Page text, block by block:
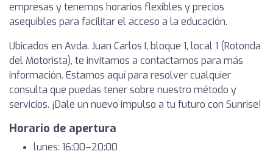
empresas y tenemos horarios flexibles y precios
asequibles para facilitar el acceso a la educación.
Ubicados en Avda. Juan Carlos I, bloque 1, local 1 (Rotonda
del Motorista), te invitamos a contactarnos para más
información. Estamos aquí para resolver cualquier
consulta que puedas tener sobre nuestro método y
servicios. ¡Dale un nuevo impulso a tu futuro con Sunrise!
Horario de apertura
lunes: 16:00–20:00